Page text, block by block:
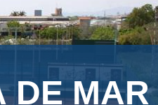
DE MAR